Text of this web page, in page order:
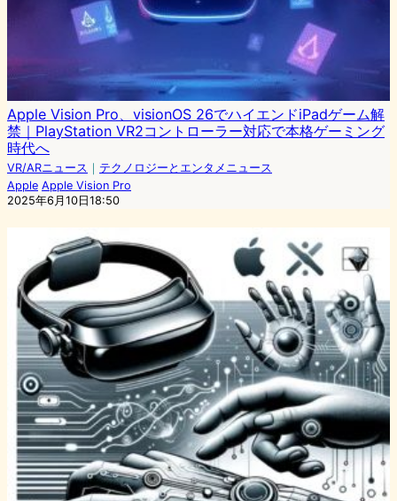
Apple Vision Pro、visionOS 26でハイエンドiPadゲーム解
禁｜PlayStation VR2コントローラー対応で本格ゲーミング
時代へ
VR/ARニュース ｜ テクノロジーとエンタメニュース
Apple Apple Vision Pro
2025年6月10日18:50